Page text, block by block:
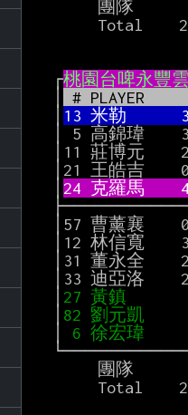
┌桃園台啤永豐
# PLAYER
13 米勒
│ 5 高錦瑋
│11 莊博元
│21 王皓吉
24 克羅馬
│57 曹薰襄
│12 林信寬
│31 董永全
│33 迪亞洛
27 黃鎮
82 劉元凱
6 徐宏瑋